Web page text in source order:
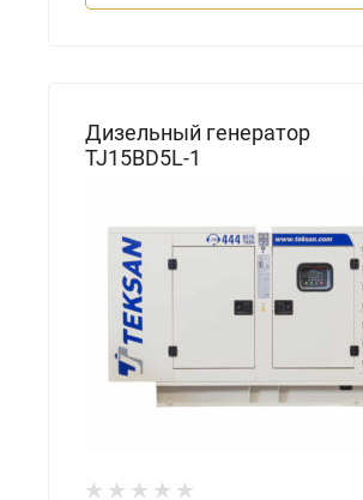
Дизельный генератор
TJ15BD5L-1